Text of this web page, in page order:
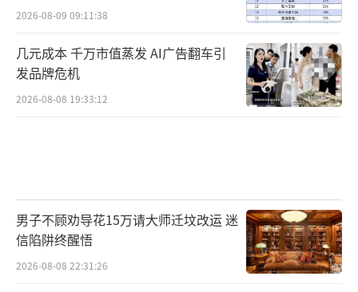
2026-08-09 09:11:38
几元成本 千万市值蒸发 AI广告翻车引
发品牌危机
2026-08-08 19:33:12
男子不顾劝导花15万请大师迁坟改运 迷
信陷阱终醒悟
2026-08-08 22:31:26